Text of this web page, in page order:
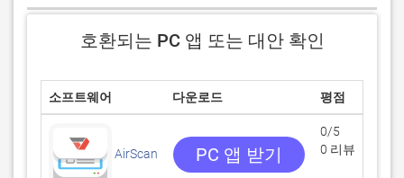
호환되는 PC 앱 또는 대안 확인
소프트웨어 다운로드 평점
AirScan PC 앱 받기
0/5
0 리뷰